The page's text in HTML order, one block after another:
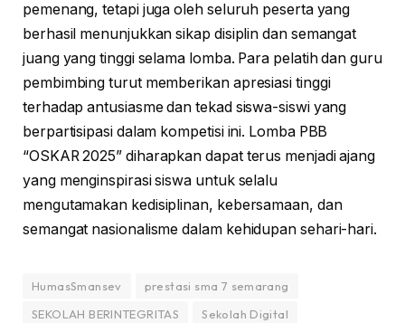
pemenang, tetapi juga oleh seluruh peserta yang
berhasil menunjukkan sikap disiplin dan semangat
juang yang tinggi selama lomba. Para pelatih dan guru
pembimbing turut memberikan apresiasi tinggi
terhadap antusiasme dan tekad siswa-siswi yang
berpartisipasi dalam kompetisi ini. Lomba PBB
“OSKAR 2025” diharapkan dapat terus menjadi ajang
yang menginspirasi siswa untuk selalu
mengutamakan kedisiplinan, kebersamaan, dan
semangat nasionalisme dalam kehidupan sehari-hari.
HumasSmansev
prestasi sma 7 semarang
SEKOLAH BERINTEGRITAS
Sekolah Digital